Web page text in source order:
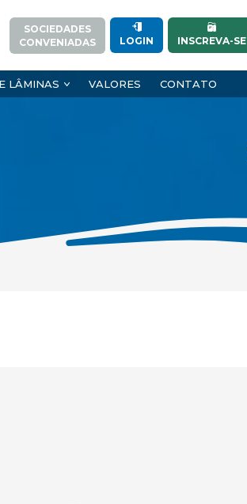
SOCIEDADES
CONVENIADAS
LOGIN INSCREVA-SE
LÂMINAS VALORES CONTATO